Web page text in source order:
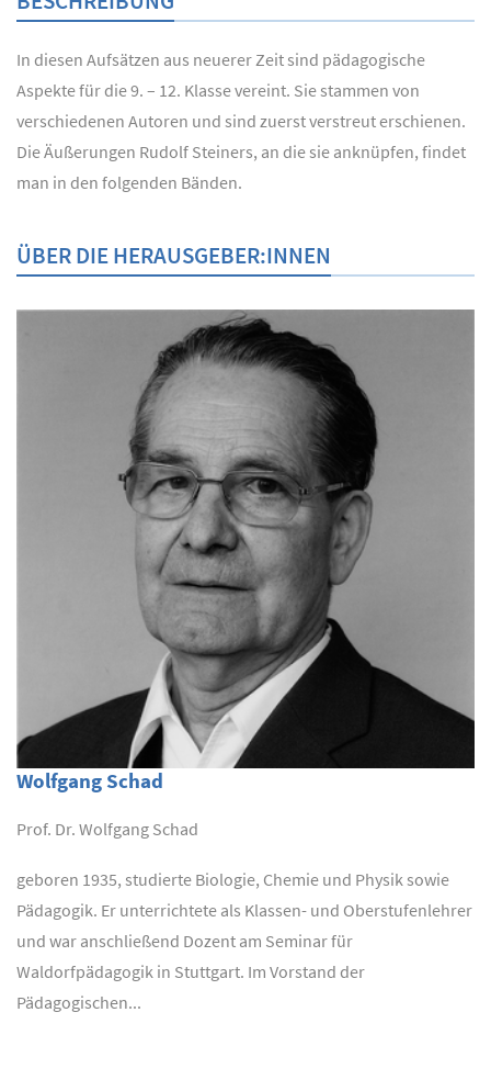
In diesen Aufsätzen aus neuerer Zeit sind pädagogische
Aspekte für die 9. – 12. Klasse vereint. Sie stammen von
verschiedenen Autoren und sind zuerst verstreut erschienen.
Die Äußerungen Rudolf Steiners, an die sie anknüpfen, findet
man in den folgenden Bänden.
ÜBER DIE HERAUSGEBER:INNEN
Wolfgang Schad
Prof. Dr. Wolfgang Schad
geboren 1935, studierte Biologie, Chemie und Physik sowie
Pädagogik. Er unterrichtete als Klassen- und Oberstufenlehrer
und war anschließend Dozent am Seminar für
Waldorfpädagogik in Stuttgart. Im Vorstand der
Pädagogischen...